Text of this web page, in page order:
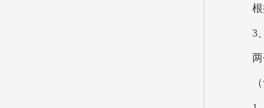
根据
3、
两个
（十